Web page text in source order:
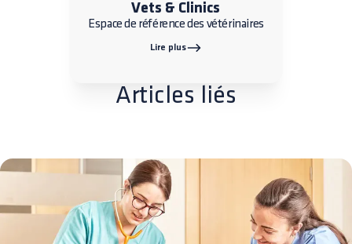
Vets & Clinics
Espace de référence des vétérinaires
Lire plus
Articles liés